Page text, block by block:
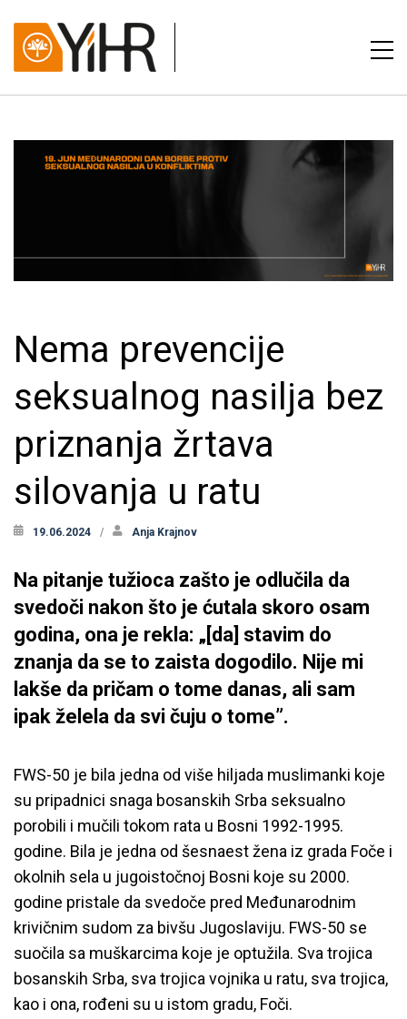
Nema prevencije
seksualnog nasilja bez
priznanja žrtava
silovanja u ratu
19.06.2024 Anja Krajnov
Na pitanje tužioca zašto je odlučila da
svedoči nakon što je ćutala skoro osam
godina, ona je rekla: „[da] stavim do
znanja da se to zaista dogodilo. Nije mi
lakše da pričam o tome danas, ali sam
ipak želela da svi čuju o tome”.
FWS-50 je bila jedna od više hiljada muslimanki koje
su pripadnici snaga bosanskih Srba seksualno
porobili i mučili tokom rata u Bosni 1992-1995.
godine. Bila je jedna od šesnaest žena iz grada Foče i
okolnih sela u jugoistočnoj Bosni koje su 2000.
godine pristale da svedoče pred Međunarodnim
krivičnim sudom za bivšu Jugoslaviju. FWS-50 se
suočila sa muškarcima koje je optužila. Sva trojica
bosanskih Srba, sva trojica vojnika u ratu, sva trojica,
kao i ona, rođeni su u istom gradu, Foči.